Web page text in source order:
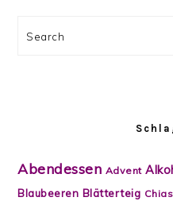
Search
Abendessen Advent
Blaubeeren Blätterteig